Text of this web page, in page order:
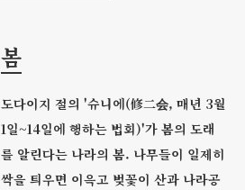
봄
도다이지 절의 '슈니에(修二会, 매년 3월
1일~14일에 행하는 법회)'가 봄의 도래
를 알린다는 나라의 봄. 나무들이 일제히
싹을 틔우면 이윽고 벚꽃이 산과 나라공